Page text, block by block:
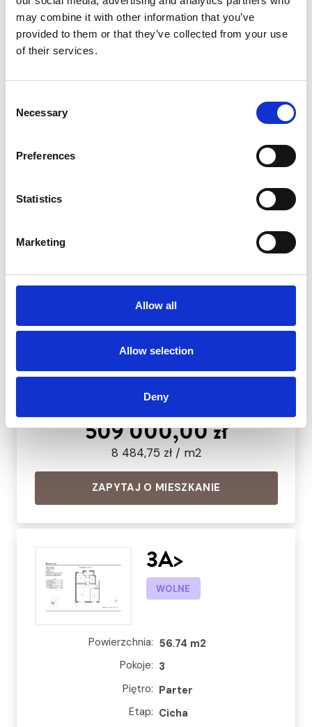
may combine it with other information that you’ve
provided to them or that they’ve collected from your use
of their services.
Selection
Necessary
Preferences
Statistics
Marketing
Allow all
Allow selection
Deny
ogródek
525 000,00 zł
9 252,73 zł / m2
59.99 m2
509 000,00 zł
8 484,75 zł / m2
ZAPYTAJ O MIESZKANIE
3A>
WOLNE
Powierzchnia: 56.74 m2
Pokoje: 3
Piętro: Parter
Etap: Cicha
Imię i nazwisko
Wyrażam zgodę na przetwarzanie
odpowiedzi na przesłane przeze mnie